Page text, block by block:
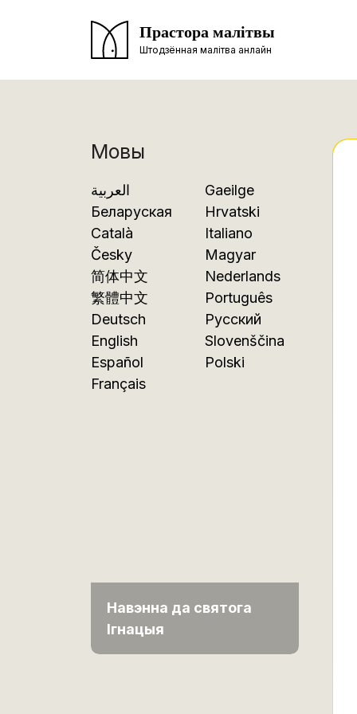
Прастора малітвы
Штодзённая малітва анлайн
Мовы
العربية
Беларуская
Català
Česky
简体中文
繁體中文
Deutsch
English
Español
Français
Gaeilge
Hrvatski
Italiano
Magyar
Nederlands
Português
Русский
Slovenščina
Polski
Навэнна да святога
Ігнацыя